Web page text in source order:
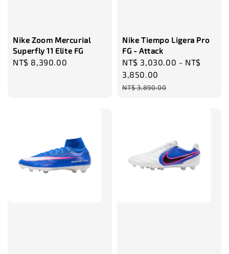
Nike Zoom Mercurial
Superfly 11 Elite FG
Regular
NT$ 8,390.00
Nike Tiempo Ligera Pro
FG - Attack
Sale
price
NT$ 3,030.00 - NT$
3,850.00
Regular
NT$ 3,890.00